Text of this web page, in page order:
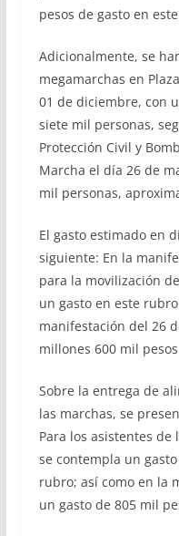
pesos de gasto en
Adicionalmente, se
megamarchas en
01 de diciembre, con
siete mil personas,
Protección Civil y
Marcha el día 26 de
mil personas,
El gasto estimado en
siguiente: En la
para la movilización
un gasto en este
manifestación del 26
millones 600 mil
Sobre la entrega de
las marchas, se
Para los asistentes
se contempla un
rubro; así como en la
un gasto de 805 mil